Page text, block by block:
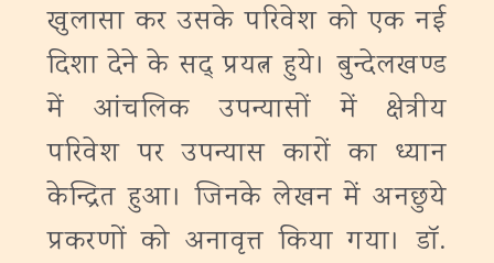
खुलासा कर उसके परिवेश को एक नई
दिशा देने के सद् प्रयत्न हुये। बुन्देलखण्ड
में आंचलिक उपन्यासों में क्षेत्रीय
परिवेश पर उपन्यास कारों का ध्यान
केन्द्रित हुआ। जिनके लेखन में अनछुये
प्रकरणों को अनावृत्त किया गया। डॉ.